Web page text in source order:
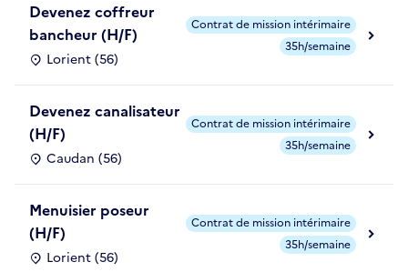
Devenez coffreur
bancheur (H/F)
Lorient (56)
Contrat de mission intérimaire
35h/semaine
Devenez canalisateur
(H/F)
Caudan (56)
Contrat de mission intérimaire
35h/semaine
Menuisier poseur
(H/F)
Lorient (56)
Contrat de mission intérimaire
35h/semaine